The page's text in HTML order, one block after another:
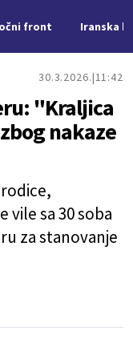
front Iranska
30.3.2026. 11:42
"Kraljica
nakaze
vile sa 30 soba
za stanovanje